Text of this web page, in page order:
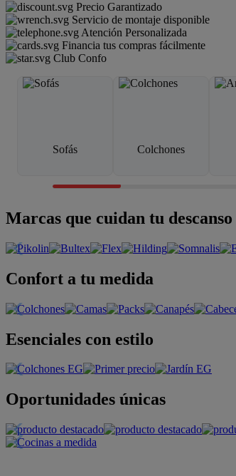
Precio Garantizado
Servicio de montaje disponible
Atención Personalizada
Financia tus compras fácilmente
Club Confo
Sofás Colchones
Marcas que cuidan tu descanso
Confort a tu medida
Esenciales con estilo
Oportunidades únicas